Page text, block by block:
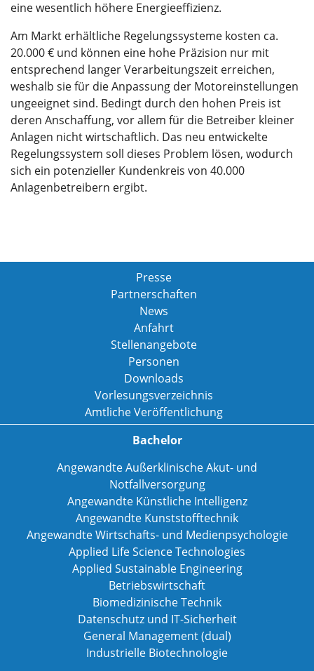
eine wesentlich höhere Energieeffizienz.
Am Markt erhältliche Regelungssysteme kosten ca.
20.000 € und können eine hohe Präzision nur mit
entsprechend langer Verarbeitungszeit erreichen,
weshalb sie für die Anpassung der Motoreinstellungen
ungeeignet sind. Bedingt durch den hohen Preis ist
deren Anschaffung, vor allem für die Betreiber kleiner
Anlagen nicht wirtschaftlich. Das neu entwickelte
Regelungssystem soll dieses Problem lösen, wodurch
sich ein potenzieller Kundenkreis von 40.000
Anlagenbetreibern ergibt.
Presse
Partnerschaften
News
Anfahrt
Stellenangebote
Personen
Downloads
Vorlesungsverzeichnis
Amtliche Veröffentlichung
Bachelor
Angewandte Außerklinische Akut- und
Notfallversorgung
Angewandte Künstliche Intelligenz
Angewandte Kunststofftechnik
Angewandte Wirtschafts- und Medienpsychologie
Applied Life Science Technologies
Applied Sustainable Engineering
Betriebswirtschaft
Biomedizinische Technik
Datenschutz und IT-Sicherheit
General Management (dual)
Industrielle Biotechnologie